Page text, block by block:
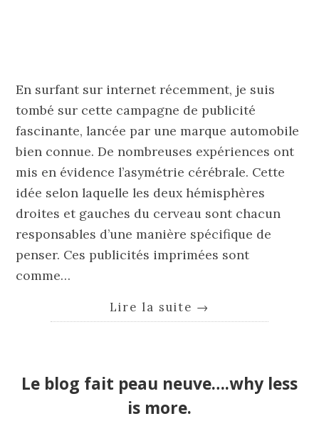
En surfant sur internet récemment, je suis
tombé sur cette campagne de publicité
fascinante, lancée par une marque automobile
bien connue. De nombreuses expériences ont
mis en évidence l’asymétrie cérébrale. Cette
idée selon laquelle les deux hémisphères
droites et gauches du cerveau sont chacun
responsables d’une manière spécifique de
penser. Ces publicités imprimées sont
comme…
Lire la suite →
Le blog fait peau neuve….why less
is more.